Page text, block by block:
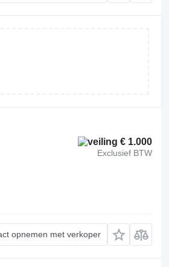
€ 1.000
Exclusief BTW
opnemen met verkoper